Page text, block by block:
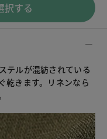
択する
テルが混紡されている
乾きます。リネンなら